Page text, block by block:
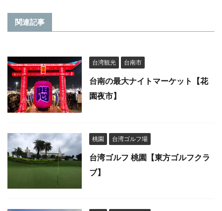
関連記事
台湾観光 台南市
台南の最大ナイトマーケット【花
園夜市】
桃園 台湾ゴルフ場
台湾ゴルフ 桃園【東方ゴルフクラ
ブ】